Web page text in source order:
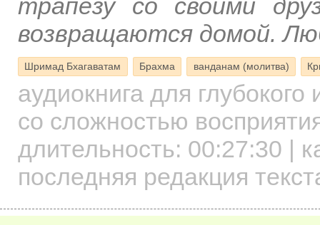
трапезу со своими
возвращаются домой.
Шримад Бхагаватам Брахма ванданам (молитва)
аудиокнига для
со сложностью
длительность: 00:27:30 |
последняя редакция